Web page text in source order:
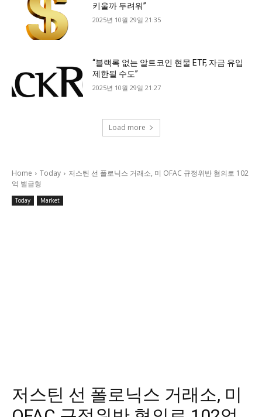
키울까 두려워”
2025년 10월 29일 21:35
“블랙록 없는 알트코인 현물 ETF, 자금 유입
제한될 수도”
2025년 10월 29일 21:27
Load more